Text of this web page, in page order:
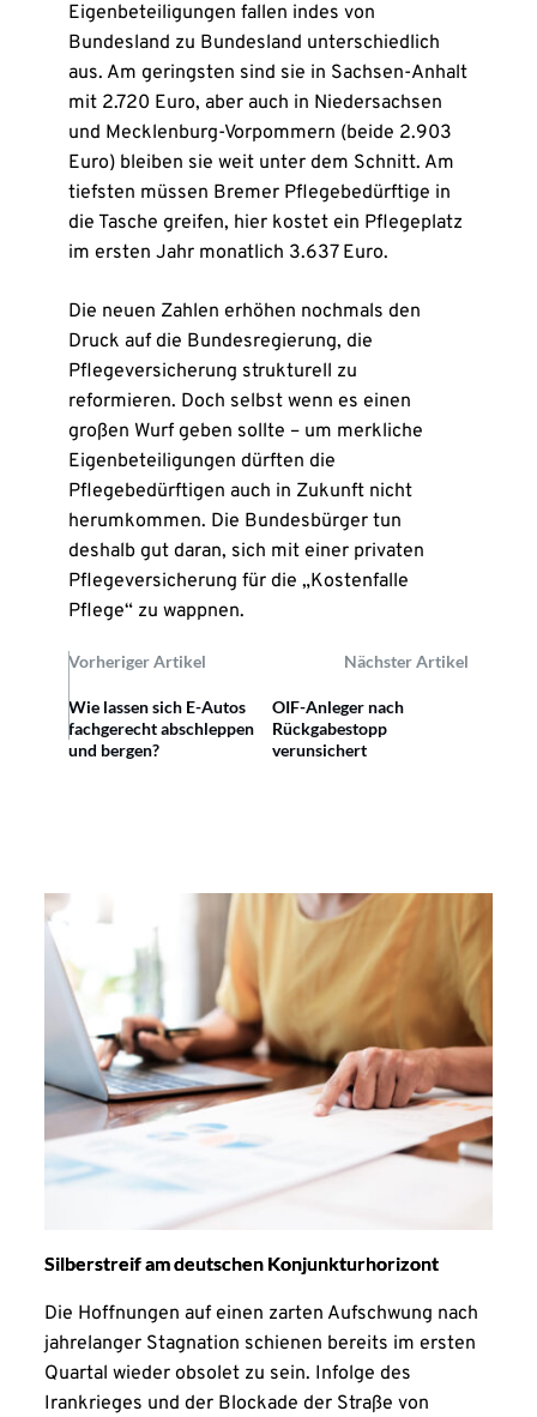
Eigenbeteiligungen fallen indes von
Bundesland zu Bundesland unterschiedlich
aus. Am geringsten sind sie in Sachsen-Anhalt
mit 2.720 Euro, aber auch in Niedersachsen
und Mecklenburg-Vorpommern (beide 2.903
Euro) bleiben sie weit unter dem Schnitt. Am
tiefsten müssen Bremer Pflegebedürftige in
die Tasche greifen, hier kostet ein Pflegeplatz
im ersten Jahr monatlich 3.637 Euro.
Die neuen Zahlen erhöhen nochmals den
Druck auf die Bundesregierung, die
Pflegeversicherung strukturell zu
reformieren. Doch selbst wenn es einen
großen Wurf geben sollte – um merkliche
Eigenbeteiligungen dürften die
Pflegebedürftigen auch in Zukunft nicht
herumkommen. Die Bundesbürger tun
deshalb gut daran, sich mit einer privaten
Pflegeversicherung für die „Kostenfalle
Pflege“ zu wappnen.
Vorheriger Artikel Nächster Artikel
Wie lassen sich E-Autos
fachgerecht abschleppen
und bergen?
OIF-Anleger nach
Rückgabestopp
verunsichert
Silberstreif am deutschen Konjunkturhorizont
Die Hoffnungen auf einen zarten Aufschwung nach
jahrelanger Stagnation schienen bereits im ersten
Quartal wieder obsolet zu sein. Infolge des
Irankrieges und der Blockade der Straße von